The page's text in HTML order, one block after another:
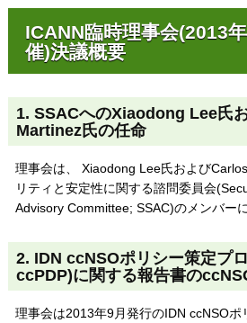
へ
す
ICANN臨時理事会(2013
催)決議概要
1. SSACへのXiaodong Lee氏
Martinez氏の任命
理事会は、 Xiaodong Lee氏および
リティと安定性に関する諮問委員会
Advisory Committee; SSAC)のメンバー
2. IDN ccNSOポリシー策定プ
ccPDP)に関する報告書の
理事会は2013年9月発行のIDN ccNSOポ